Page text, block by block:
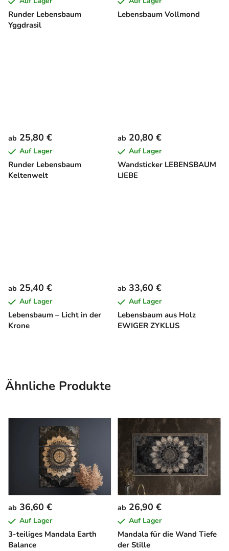
Runder Lebensbaum
Yggdrasil
Lebensbaum Vollmond
Runder Lebensbaum
Keltenwelt
ab 25,80 €
Auf Lager
Wandsticker LEBENSBAUM
LIEBE
ab 20,80 €
Auf Lager
Lebensbaum – Licht in der
Krone
ab 25,40 €
Auf Lager
Lebensbaum aus Holz
EWIGER ZYKLUS
ab 33,60 €
Auf Lager
Ähnliche Produkte
3-teiliges Mandala Earth
Balance
ab 36,60 €
Auf Lager
Mandala für die Wand Tiefe
der Stille
ab 26,90 €
Auf Lager